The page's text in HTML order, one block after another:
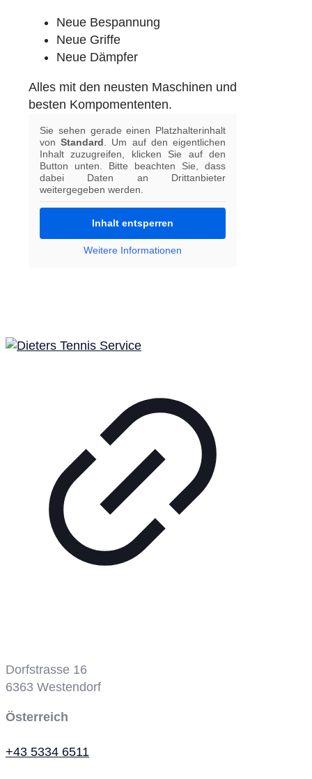
Neue Bespannung
Neue Griffe
Neue Dämpfer
Alles mit den neusten Maschinen und
besten Kompomententen.
Sie sehen gerade einen Platzhalterinhalt
vonStandard. Um auf den eigentlichen
Inhalt zuzugreifen, klicken Sie auf den
Button unten. Bitte beachten Sie, dass
dabei Daten an Drittanbieter
weitergegeben werden.
Inhalt entsperren
Weitere Informationen
Dorfstrasse 16
6363 Westendorf
Österreich
+43 5334 6511